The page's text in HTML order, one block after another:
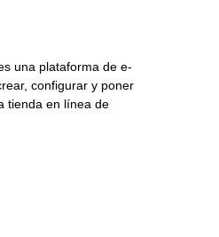
una plataforma de e-
configurar y poner
tienda en línea de